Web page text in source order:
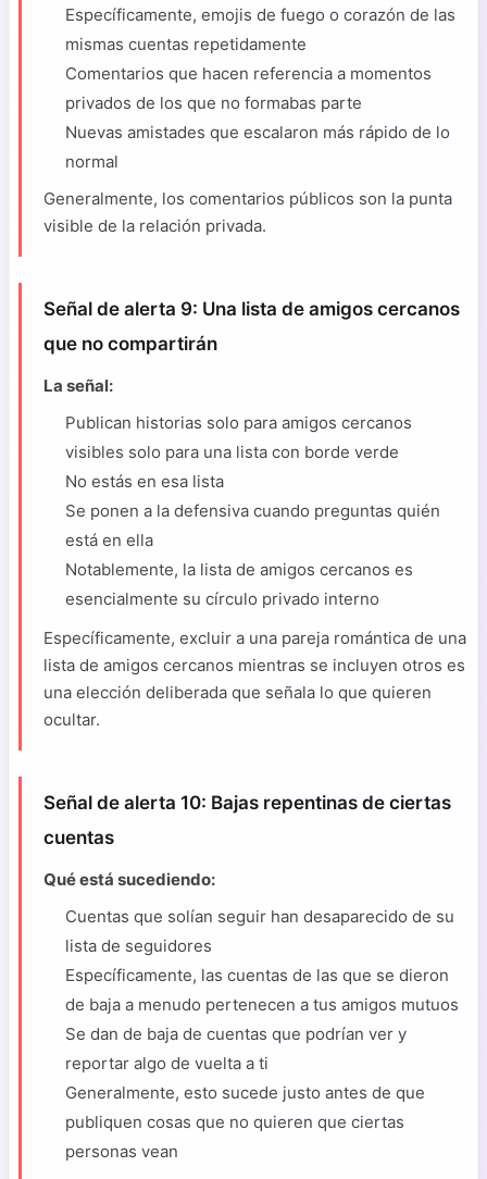
Específicamente, emojis de fuego o corazón de las
mismas cuentas repetidamente
Comentarios que hacen referencia a momentos
privados de los que no formabas parte
Nuevas amistades que escalaron más rápido de lo
normal
Generalmente, los comentarios públicos son la punta
visible de la relación privada.
Señal de alerta 9: Una lista de amigos cercanos
que no compartirán
La señal:
Publican historias solo para amigos cercanos
visibles solo para una lista con borde verde
No estás en esa lista
Se ponen a la defensiva cuando preguntas quién
está en ella
Notablemente, la lista de amigos cercanos es
esencialmente su círculo privado interno
Específicamente, excluir a una pareja romántica de una
lista de amigos cercanos mientras se incluyen otros es
una elección deliberada que señala lo que quieren
ocultar.
Señal de alerta 10: Bajas repentinas de ciertas
cuentas
Qué está sucediendo:
Cuentas que solían seguir han desaparecido de su
lista de seguidores
Específicamente, las cuentas de las que se dieron
de baja a menudo pertenecen a tus amigos mutuos
Se dan de baja de cuentas que podrían ver y
reportar algo de vuelta a ti
Generalmente, esto sucede justo antes de que
publiquen cosas que no quieren que ciertas
personas vean